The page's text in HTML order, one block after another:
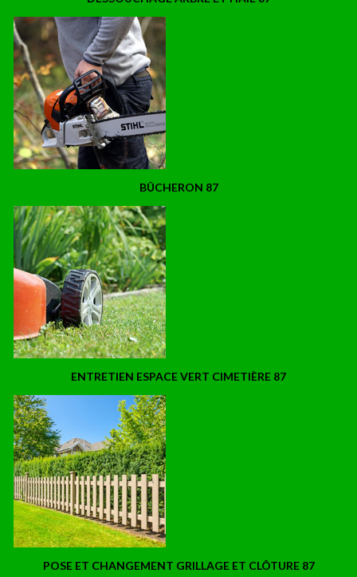
BÛCHERON 87
ENTRETIEN ESPACE VERT CIMETIÈRE 87
POSE ET CHANGEMENT GRILLAGE ET CLÔTURE 87